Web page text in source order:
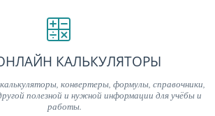
КАЛЬКУЛЯТОРЫ
конвертеры, формулы, справочники,
полезной и нужной информации для учёбы и
работы.